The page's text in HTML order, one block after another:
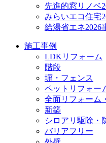
先進的窓リノベ
みらいエコ住宅
給湯省エネ2026
施工事例
LDKリフォーム
階段
塀・フェンス
ペットリフォー
全面リフォーム
新築
シロアリ駆除・
バリアフリー